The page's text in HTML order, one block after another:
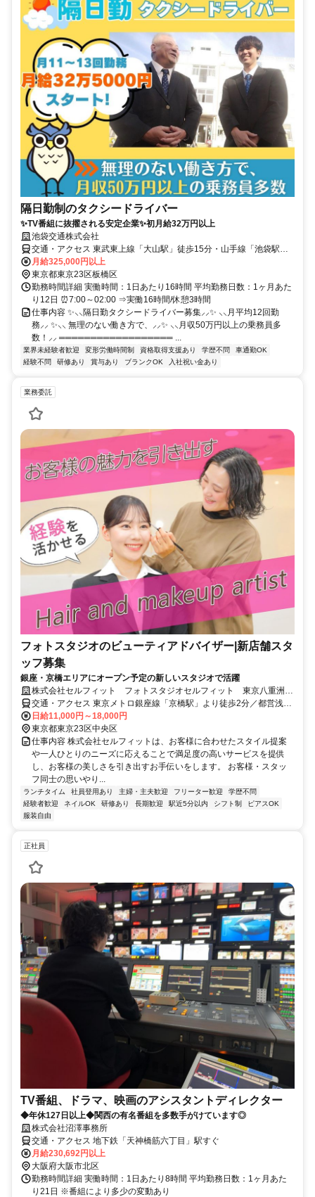
隔日勤制のタクシードライバー
✨TV番組に抜擢される安定企業✨初月給32万円以上
池袋交通株式会社
交通・アクセス 東武東上線「大山駅」徒歩15分・山手線「池袋駅」
バス10分/東京メトロ有楽町線・副都心線「千川駅」下車徒歩15分 ※
車通勤ＯＫ！
月給325,000円以上
東京都東京23区板橋区
勤務時間詳細 実働時間：1日あたり16時間 平均勤務日数：1ヶ月あた
り12日 ⏰7:00～02:00 ⇒実働16時間/休憩3時間
仕事内容 ✨⸜⸜隔日勤タクシードライバー募集⸝⸝✨ ⸜⸜月平均12回勤
務⸝⸝ ✨⸜⸜ 無理のない働き方で、⸝⸝✨ ⸜⸜月収50万円以上の乗務員多
数！⸝⸝ ══════════════════ ...
業界未経験者歓迎 変形労働時間制 資格取得支援あり 学歴不問
車通勤OK
経験不問
研修あり 賞与あり ブランクOK 入社祝い金あり
業務委託
フォトスタジオのビューティアドバイザー|新店舗スタ
ッフ募集
銀座・京橋エリアにオープン予定の新しいスタジオで活躍
株式会社セルフィット フォトスタジオセルフィット 東京八重洲口
店(プロフィール写真専門)
交通・アクセス 東京メトロ銀座線「京橋駅」より徒歩2分／都営浅草
線「宝町駅」より徒歩5分／JR「東京駅」より徒歩7分／東京メトロ
東西線「日本橋駅」より徒歩8分／東京メトロ有楽町線「銀座一丁目
駅」より徒歩9分
日給11,000円～18,000円
東京都東京23区中央区
仕事内容 株式会社セルフィットは、お客様に合わせたスタイル提案
や一人ひとりのニーズに応えることで満足度の高いサービスを提供
し、お客様の美しさを引き出すお手伝いをします。 お客様・スタッ
フ同士の思いやり...
ランチタイム 社員登用あり 主婦・主夫歓迎 フリーター歓迎
学歴不問
経験者歓迎
ネイルOK 研修あり 長期歓迎 駅近5分以内 シフト制
ピアスOK
服装自由
正社員
TV番組、ドラマ、映画のアシスタントディレクター
◆年休127日以上◆関西の有名番組を多数手がけています◎
株式会社沼澤事務所
交通・アクセス 地下鉄「天神橋筋六丁目」駅すぐ
月給230,692円以上
大阪府大阪市北区
勤務時間詳細 実働時間：1日あたり8時間 平均勤務日数：1ヶ月あた
り21日 ※番組により多少の変動あり